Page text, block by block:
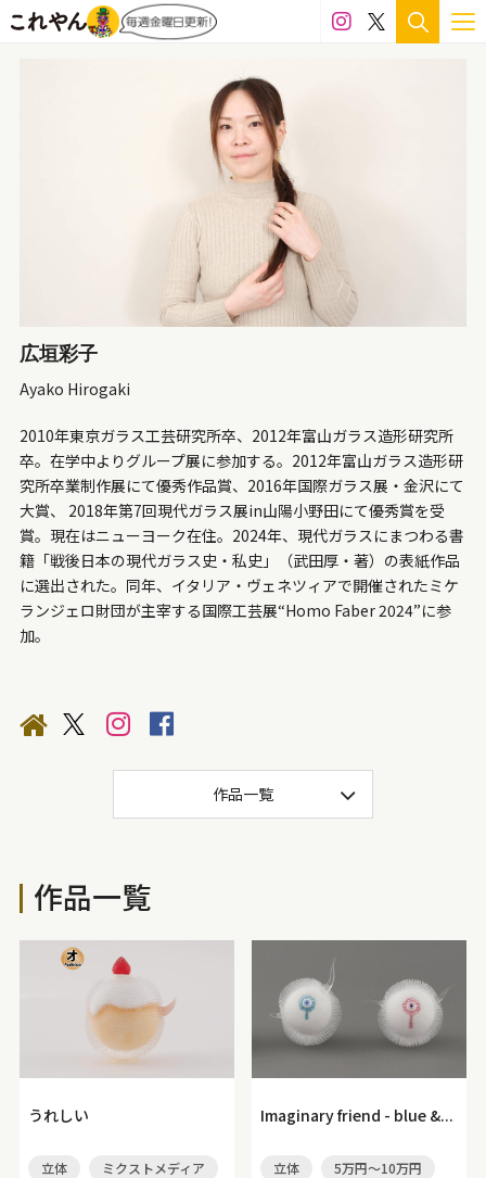
広垣彩子
Ayako Hirogaki
2010年東京ガラス工芸研究所卒、2012年富山ガラス造形研究所
卒。在学中よりグループ展に参加する。2012年富山ガラス造形研
究所卒業制作展にて優秀作品賞、2016年国際ガラス展・金沢にて
大賞、 2018年第7回現代ガラス展in山陽小野田にて優秀賞を受
賞。現在はニューヨーク在住。2024年、現代ガラスにまつわる書
籍「戦後日本の現代ガラス史・私史」（武田厚・著）の表紙作品
に選出された。同年、イタリア・ヴェネツィアで開催されたミケ
ランジェロ財団が主宰する国際工芸展“Homo Faber 2024”に参
加。
作品一覧
作品一覧
うれしい
立体
ミクストメディア
Imaginary friend - blue &...
立体 5万円～10万円